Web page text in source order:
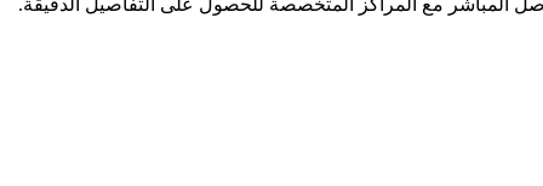
المباشر مع المراكز المتخصصة للحصول على التفاصيل الدقيقة.